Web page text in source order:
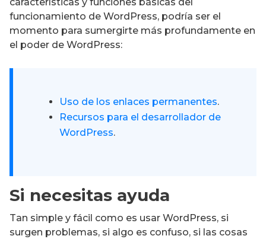
funcionamiento de WordPress, podría ser el
momento para sumergirte más profundamente en
el poder de WordPress:
Uso de los enlaces permanentes.
Recursos para el desarrollador de
WordPress.
Si necesitas ayuda
Tan simple y fácil como es usar WordPress, si
surgen problemas, si algo es confuso, si las cosas